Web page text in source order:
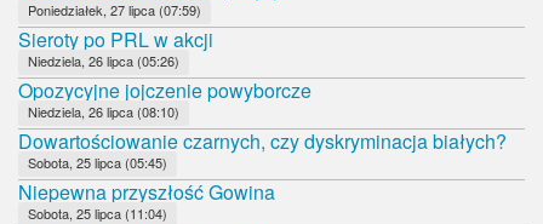
Poniedziałek, 27 lipca (07:59)
Sieroty po PRL w akcji
Niedziela, 26 lipca (05:26)
Opozycyjne jojczenie powyborcze
Niedziela, 26 lipca (08:10)
Dowartościowanie czarnych, czy dyskryminacja białych?
Sobota, 25 lipca (05:45)
Niepewna przyszłość Gowina
Sobota, 25 lipca (11:04)